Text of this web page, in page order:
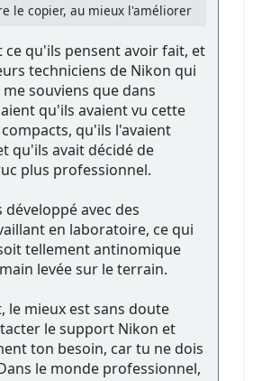
le copier, au mieux l'améliorer
ce qu'ils pensent avoir fait, et
techniciens de Nikon qui
me souviens que dans
qu'ils avaient vu cette
qu'ils l'avaient
qu'ils avait décidé de
plus professionnel.
avec des
en laboratoire, ce qui
tellement antinomique
levée sur le terrain.
le mieux est sans doute
le support Nikon et
ton besoin, car tu ne dois
le monde professionnel,